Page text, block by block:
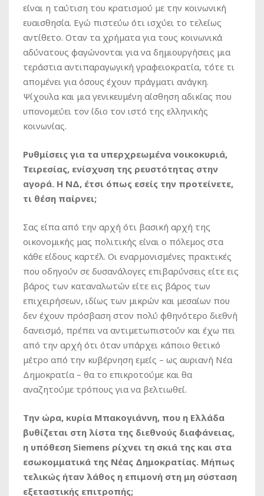
είναι η ταύτιση του κρατισμού με την κοινωνική
ευαισθησία. Εγώ πιστεύω ότι ισχύει το τελείως
αντίθετο. Οταν τα χρήματα για τους κοινωνικά
αδύνατους φαγώνονται για να δημιουργήσεις μια
τεράστια αντιπαραγωγική γραφειοκρατία, τότε τι
απομένει για όσους έχουν πράγματι ανάγκη.
Ψίχουλα και μια γενικευμένη αίσθηση αδικίας που
υπονομεύει τον ίδιο τον ιστό της ελληνικής
κοινωνίας.
Ρυθμίσεις για τα υπερχρεωμένα νοικοκυριά,
Τειρεσίας, ενίσχυση της ρευστότητας στην
αγορά. Η ΝΔ, έτσι όπως εσείς την προτείνετε,
τι θέση παίρνει;
Σας είπα από την αρχή ότι βασική αρχή της
οικονομικής μας πολιτικής είναι ο πόλεμος στα
κάθε είδους καρτέλ. Οι εναρμονισμένες πρακτικές
που οδηγούν σε δυσανάλογες επιβαρύνσεις είτε εις
βάρος των καταναλωτών είτε εις βάρος των
επιχειρήσεων, ιδίως των μικρών και μεσαίων που
δεν έχουν πρόσβαση στον πολύ φθηνότερο διεθνή
δανεισμό, πρέπει να αντιμετωπιστούν και έχω πει
από την αρχή ότι όταν υπάρχει κάποιο θετικό
μέτρο από την κυβέρνηση εμείς – ως αυριανή Νέα
Δημοκρατία – θα το επικροτούμε και θα
αναζητούμε τρόπους για να βελτιωθεί.
Την ώρα, κυρία Μπακογιάννη, που η Ελλάδα
βυθίζεται στη λίστα της διεθνούς διαφάνειας,
η υπόθεση Siemens ρίχνει τη σκιά της και στα
εσωκομματικά της Νέας Δημοκρατίας. Μήπως
τελικώς ήταν λάθος η επιμονή στη μη σύσταση
εξεταστικής επιτροπής;